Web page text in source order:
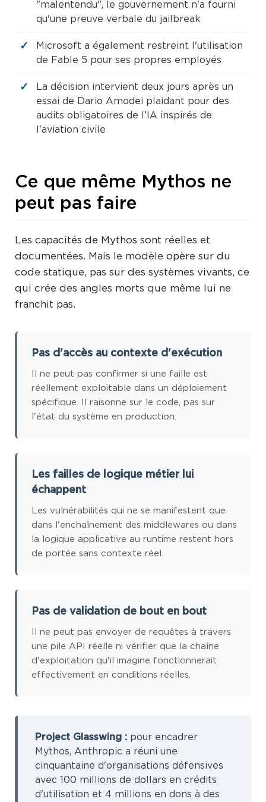
"malentendu", le gouvernement n'a fourni
qu'une preuve verbale du jailbreak
Microsoft a également restreint l'utilisation
de Fable 5 pour ses propres employés
La décision intervient deux jours après un
essai de Dario Amodei plaidant pour des
audits obligatoires de l'IA inspirés de
l'aviation civile
Ce que même Mythos ne
peut pas faire
Les capacités de Mythos sont réelles et
documentées. Mais le modèle opère sur du
code statique, pas sur des systèmes vivants, ce
qui crée des angles morts que même lui ne
franchit pas.
Pas d'accès au contexte d'exécution
Il ne peut pas confirmer si une faille est
réellement exploitable dans un déploiement
spécifique. Il raisonne sur le code, pas sur
l'état du système en production.
Les failles de logique métier lui
échappent
Les vulnérabilités qui ne se manifestent que
dans l'enchaînement des middlewares ou dans
la logique applicative au runtime restent hors
de portée sans contexte réel.
Pas de validation de bout en bout
Il ne peut pas envoyer de requêtes à travers
une pile API réelle ni vérifier que la chaîne
d'exploitation qu'il imagine fonctionnerait
effectivement en conditions réelles.
Project Glasswing :pour encadrer
Mythos, Anthropic a réuni une
cinquantaine d'organisations défensives
avec 100 millions de dollars en crédits
d'utilisation et 4 millions en dons à des